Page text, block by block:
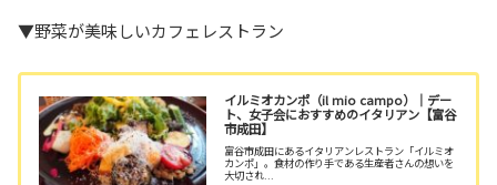
▼野菜が美味しいカフェレストラン
イルミオカンポ（il mio campo）｜デー
ト、女子会におすすめのイタリアン【富谷
市成田】
富谷市成田にあるイタリアンレストラン「イルミオ
カンポ」。食材の作り手である生産者さんの想いを
大切され...